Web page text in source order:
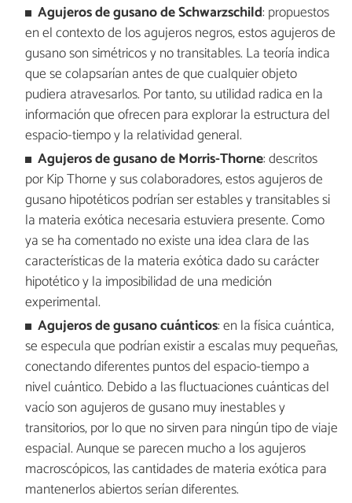
Agujeros de gusano de Schwarzschild: propuestos
en el contexto de los agujeros negros, estos agujeros de
gusano son simétricos y no transitables. La teoría indica
que se colapsarían antes de que cualquier objeto
pudiera atravesarlos. Por tanto, su utilidad radica en la
información que ofrecen para explorar la estructura del
espacio-tiempo y la relatividad general.
Agujeros de gusano de Morris-Thorne: descritos
por Kip Thorne y sus colaboradores, estos agujeros de
gusano hipotéticos podrían ser estables y transitables si
la materia exótica necesaria estuviera presente. Como
ya se ha comentado no existe una idea clara de las
características de la materia exótica dado su carácter
hipotético y la imposibilidad de una medición
experimental.
Agujeros de gusano cuánticos: en la física cuántica,
se especula que podrían existir a escalas muy pequeñas,
conectando diferentes puntos del espacio-tiempo a
nivel cuántico. Debido a las fluctuaciones cuánticas del
vacío son agujeros de gusano muy inestables y
transitorios, por lo que no sirven para ningún tipo de viaje
espacial. Aunque se parecen mucho a los agujeros
macroscópicos, las cantidades de materia exótica para
mantenerlos abiertos serían diferentes.